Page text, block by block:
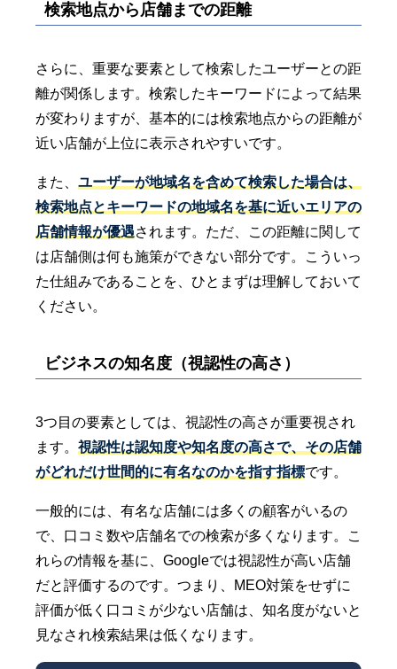
検索地点から店舗までの距離
さらに、重要な要素として検索したユーザーとの距
離が関係します。検索したキーワードによって結果
が変わりますが、基本的には検索地点からの距離が
近い店舗が上位に表示されやすいです。
また、 ユーザーが地域名を含めて検索した場合は、
検索地点とキーワードの地域名を基に近いエリアの
店舗情報が優遇されます。ただ、この距離に関して
は店舗側は何も施策ができない部分です。こういっ
た仕組みであることを、ひとまずは理解しておいて
ください。
ビジネスの知名度（視認性の高さ）
3つ目の要素としては、視認性の高さが重要視され
ます。 視認性は認知度や知名度の高さで、その店舗
がどれだけ世間的に有名なのかを指す指標です。
一般的には、有名な店舗には多くの顧客がいるの
で、口コミ数や店舗名での検索が多くなります。こ
れらの情報を基に、Googleでは視認性が高い店舗
だと評価するのです。つまり、MEO対策をせずに
評価が低く口コミが少ない店舗は、知名度がないと
見なされ検索結果は低くなります。